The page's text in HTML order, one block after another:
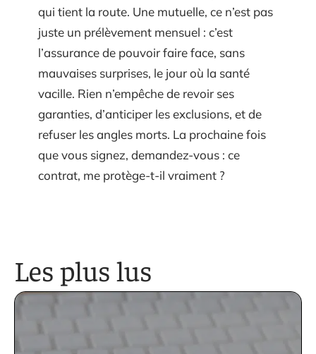
qui tient la route. Une mutuelle, ce n’est pas
juste un prélèvement mensuel : c’est
l’assurance de pouvoir faire face, sans
mauvaises surprises, le jour où la santé
vacille. Rien n’empêche de revoir ses
garanties, d’anticiper les exclusions, et de
refuser les angles morts. La prochaine fois
que vous signez, demandez-vous : ce
contrat, me protège-t-il vraiment ?
Les plus lus